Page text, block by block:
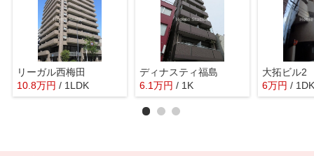
リーガル西梅田
10.8万円 / 1LDK
ディナスティ福島
6.1万円 / 1K
大拓ビル2
6万円 / 1DK